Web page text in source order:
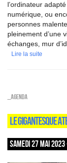
l’ordinateur
numérique, ou
personnes
pleinement d’une
échanges, mur
Lire la suite
_Agenda
LE GIGANTESQUE
SAMEDI 27 MAI